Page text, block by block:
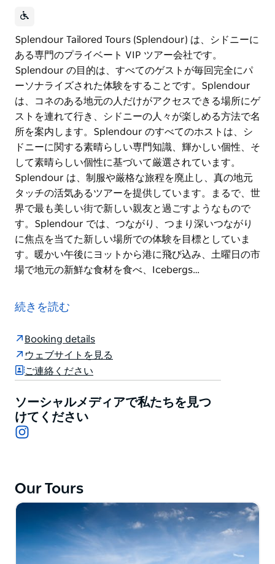
Splendour Tailored Tours (Splendour) は、シドニーに
ある専門のプライベート VIP ツアー会社です。
Splendour の目的は、すべてのゲストが毎回完全にパ
ーソナライズされた体験をすることです。Splendour
は、コネのある地元の人だけがアクセスできる場所にゲ
ストを連れて行き、シドニーの人々が楽しめる方法で名
所を案内します。Splendour のすべてのホストは、シ
ドニーに関する素晴らしい専門知識、輝かしい個性、そ
して素晴らしい個性に基づいて厳選されています。
Splendour は、制服や厳格な旅程を廃止し、真の地元
タッチの活気あるツアーを提供しています。まるで、世
界で最も美しい街で新しい親友と過ごすようなもので
す。Splendour では、つながり、つまり深いつながり
に焦点を当てた新しい場所での体験を目標としていま
す。暖かい午後にヨットから港に飛び込み、土曜日の市
場で地元の新鮮な食材を食べ、Icebergs…
ある専門のプライベート VIP ツアー会社です。
ーソナライズされた体験をすることです。Splendour
は、コネのある地元の人だけがアクセスできる場所にゲ
ストを連れて行き、シドニーの人々が楽しめる方法で名
所を案内します。Splendour のすべてのホストは、シ
ドニーに関する素晴らしい専門知識、輝かしい個性、そ
して素晴らしい個性に基づいて厳選されています。
Splendour は、制服や厳格な旅程を廃止し、真の地元
す。Splendour では、つながり、つまり深いつながり
す。暖かい午後にヨットから港に飛び込み、土曜日の市
場で地元の新鮮な食材を食べ、Icebergs で素晴らしい
景色を眺めながらカクテルを飲みます。シドニーの地元
の秘密を共有することです。
続きを読む
Booking details
ウェブサイトを見る
ご連絡ください
ソーシャルメディアで私たちを見つ
けてください
Our Tours